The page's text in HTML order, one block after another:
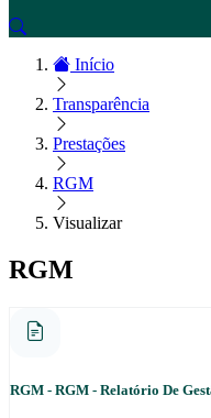
Início
Transparência
Prestações
RGM
Visualizar
RGM
RGM - RGM - Relatório De